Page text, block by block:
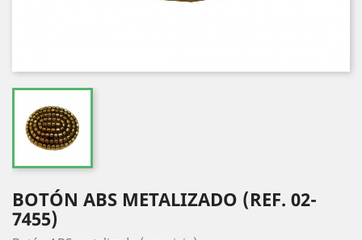
BOTÓN ABS METALIZADO (REF. 02-
7455)